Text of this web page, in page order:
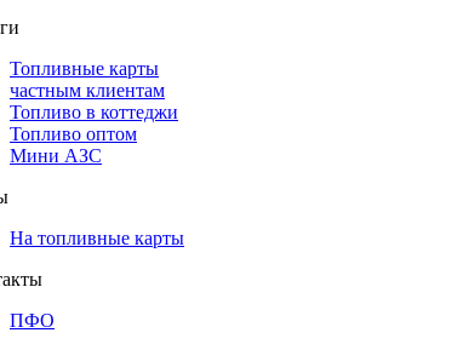
Топливные карты
частным клиентам
Топливо в коттеджи
Топливо оптом
Мини АЗС
На топливные карты
ПФО